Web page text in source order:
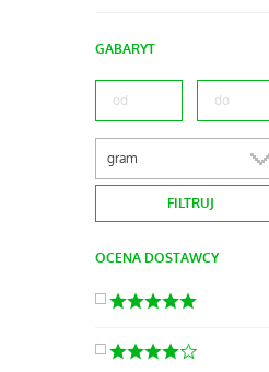
GABARYT
gram
OCENA DOSTAWCY